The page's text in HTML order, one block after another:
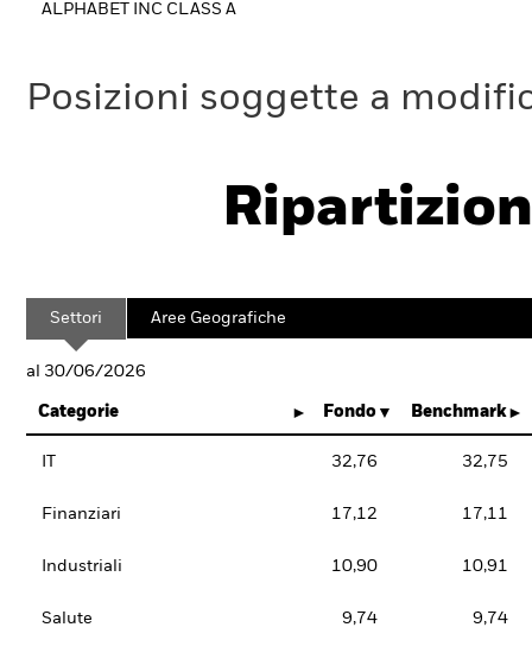
ALPHABET INC CLASS A
Posizioni soggette a
Settori Aree Geografiche
al 30/06/2026
Categorie Fondo Benchmark
32,76 32,75
Finanziari 17,12 17,11
Industriali 10,90 10,91
Salute 9,74 9,74